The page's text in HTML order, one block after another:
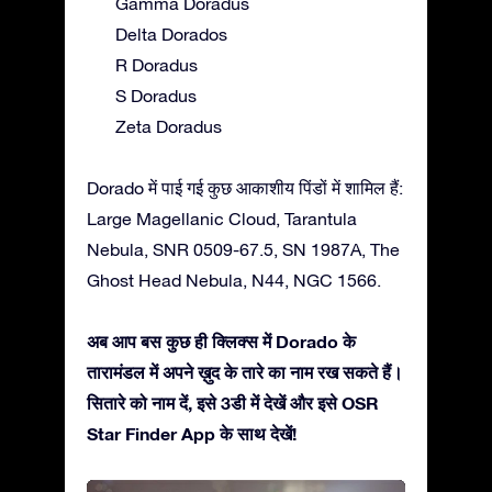
Delta Dorados
R Doradus
S Doradus
Zeta Doradus
Dorado में पाई गई कुछ आकाशीय पिंडों में शामिल हैं:
Large Magellanic Cloud, Tarantula
Nebula, SNR 0509-67.5, SN 1987A, The
Ghost Head Nebula, N44, NGC 1566.
अब आप बस कुछ ही क्लिक्स में Dorado के
तारामंडल में अपने ख़ुद के तारे का नाम रख सकते हैं।
सितारे को नाम दें, इसे 3डी में देखें और इसे OSR
Star Finder App के साथ देखें!